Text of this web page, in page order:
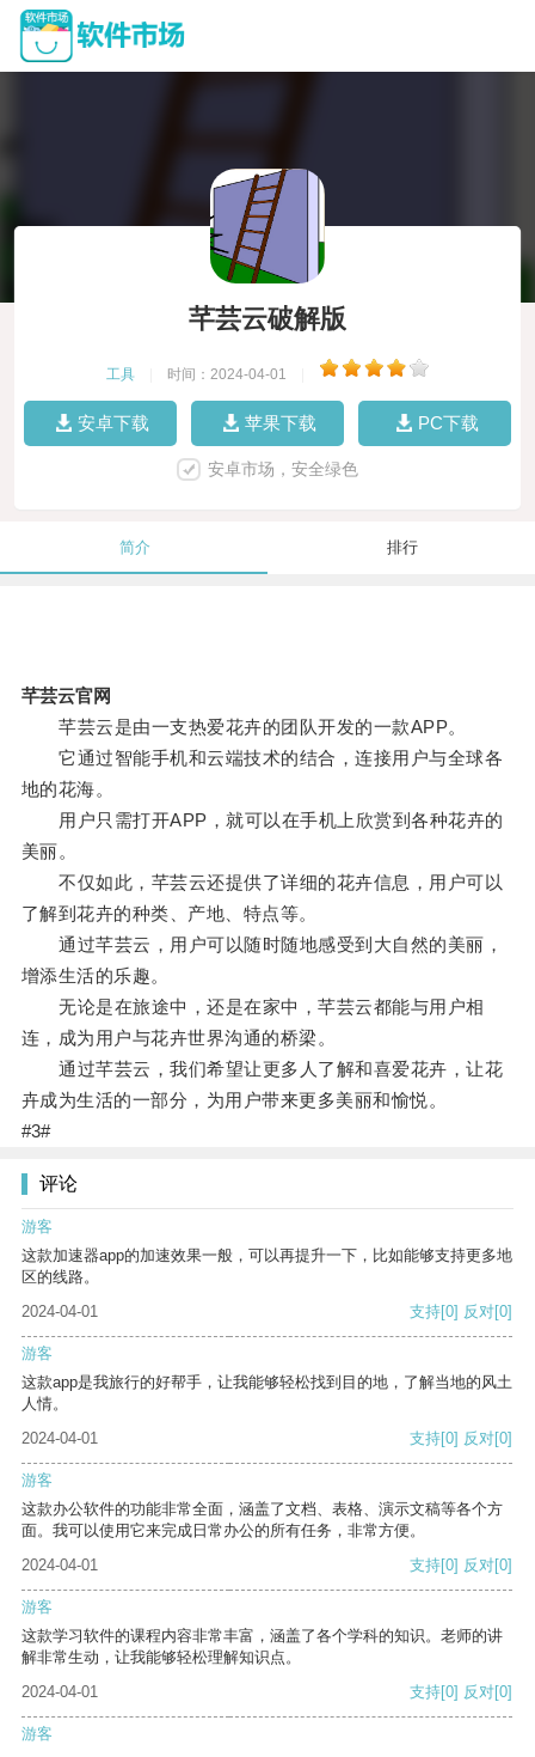
芊芸云破解版
工具 时间：2024-04-01
安卓下载 苹果下载 PC下载
安卓市场，安全绿色
简介 排行
芊芸云官网
芊芸云是由一支热爱花卉的团队开发的一款APP。
它通过智能手机和云端技术的结合，连接用户与全球各
地的花海。
用户只需打开APP，就可以在手机上欣赏到各种花卉的
美丽。
不仅如此，芊芸云还提供了详细的花卉信息，用户可以
了解到花卉的种类、产地、特点等。
通过芊芸云，用户可以随时随地感受到大自然的美丽，
增添生活的乐趣。
无论是在旅途中，还是在家中，芊芸云都能与用户相
连，成为用户与花卉世界沟通的桥梁。
通过芊芸云，我们希望让更多人了解和喜爱花卉，让花
卉成为生活的一部分，为用户带来更多美丽和愉悦。
#3#
评论
游客
这款加速器app的加速效果一般，可以再提升一下，比如能够支持更多地
区的线路。
2024-04-01
支持[0] 反对[0]
游客
这款app是我旅行的好帮手，让我能够轻松找到目的地，了解当地的风土
人情。
2024-04-01
支持[0] 反对[0]
游客
这款办公软件的功能非常全面，涵盖了文档、表格、演示文稿等各个方
面。我可以使用它来完成日常办公的所有任务，非常方便。
2024-04-01
支持[0] 反对[0]
游客
这款学习软件的课程内容非常丰富，涵盖了各个学科的知识。老师的讲
解非常生动，让我能够轻松理解知识点。
2024-04-01
支持[0] 反对[0]
游客